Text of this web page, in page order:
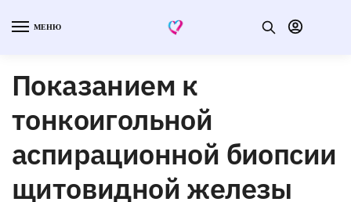
МЕНЮ
Показанием к
тонкоигольной
аспирационной биопсии
щитовидной железы